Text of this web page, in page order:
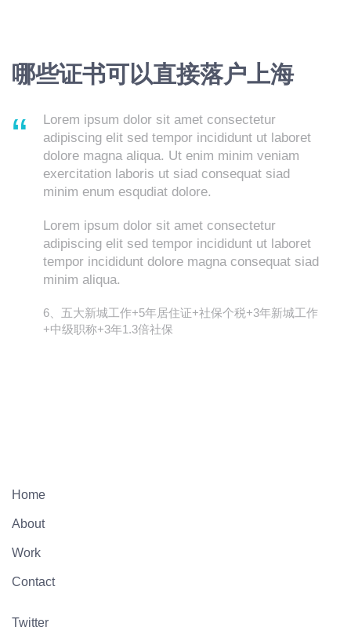
哪些证书可以直接落户上海
Lorem ipsum dolor sit amet consectetur
adipiscing elit sed tempor incididunt ut laboret
dolore magna aliqua. Ut enim minim veniam
exercitation laboris ut siad consequat siad
minim enum esqudiat dolore.
Lorem ipsum dolor sit amet consectetur
adipiscing elit sed tempor incididunt ut laboret
tempor incididunt dolore magna consequat siad
minim aliqua.
6、五大新城工作+5年居住证+社保个税+3年新城工作
+中级职称+3年1.3倍社保
Home
About
Work
Contact
Twitter